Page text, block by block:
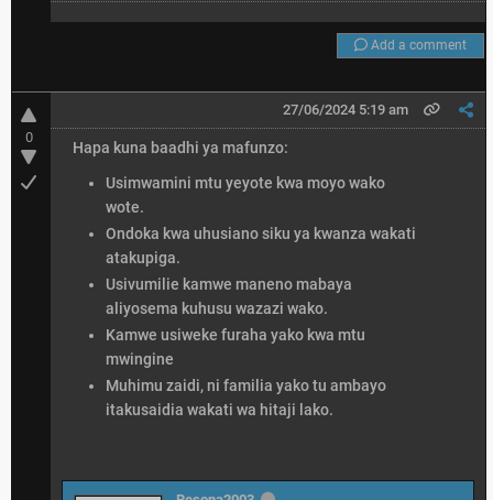
Add a comment
0
27/06/2024 5:19 am
Hapa kuna baadhi ya mafunzo:
Usimwamini mtu yeyote kwa moyo wako
wote.
Ondoka kwa uhusiano siku ya kwanza wakati
atakupiga.
Usivumilie kamwe maneno mabaya
aliyosema kuhusu wazazi wako.
Kamwe usiweke furaha yako kwa mtu
mwingine
Muhimu zaidi, ni familia yako tu ambayo
itakusaidia wakati wa hitaji lako.